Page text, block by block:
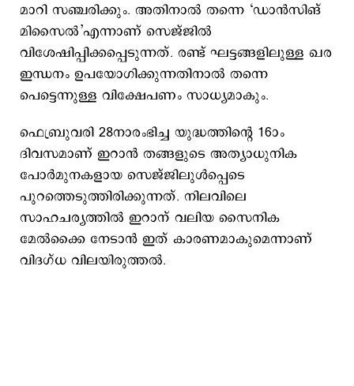
മാറി സഞ്ചരിക്കും. അതിനാല്‍ തന്നെ ‘ഡാന്‍സിങ്
മിസൈല്‍’എന്നാണ് സെജ്ജില്‍
വിശേഷിപ്പിക്കപ്പെടുന്നത്. രണ്ട് ഘട്ടങ്ങളിലുള്ള ഖര
ഇന്ധനം ഉപയോഗിക്കുന്നതിനാല്‍ തന്നെ
പെട്ടെന്നുള്ള വിക്ഷേപണം സാധ്യമാകും.
ഫെബ്രുവരി 28നാരംഭിച്ച യുദ്ധത്തിന്റെ 16ാം
ദിവസമാണ് ഇറാന്‍ തങ്ങളുടെ അത്യാധുനിക
പോര്‍മുനകളായ സെജ്ജിലുള്‍പ്പെടെ
പുറത്തെടുത്തിരിക്കുന്നത്. നിലവിലെ
സാഹചര്യത്തില്‍ ഇറാന് വലിയ സൈനിക
മേല്‍ക്കൈ നേടാന്‍ ഇത് കാരണമാകുമെന്നാണ്
വിദഗ്ധ വിലയിരുത്തല്‍.